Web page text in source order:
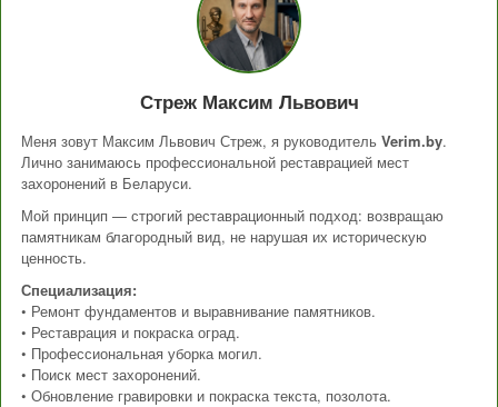
Стреж Максим Львович
Меня зовут Максим Львович Стреж, я руководитель Verim.by.
Лично занимаюсь профессиональной реставрацией мест
захоронений в Беларуси.
Мой принцип — строгий реставрационный подход: возвращаю
памятникам благородный вид, не нарушая их историческую
ценность.
Специализация:
• Ремонт фундаментов и выравнивание памятников.
• Реставрация и покраска оград.
• Профессиональная уборка могил.
• Поиск мест захоронений.
• Обновление гравировки и покраска текста, позолота.